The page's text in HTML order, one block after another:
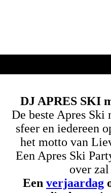
DJ APRES SKI
De beste Apres Ski
sfeer en iedereen
het motto van
Een Apres Ski
over
Een verjaardag